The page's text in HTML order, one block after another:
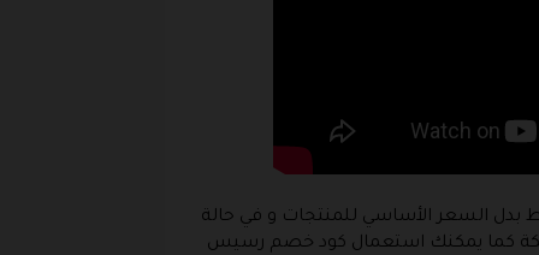
يوفر عروض وتخفيضات على جميع المنتجات و هي المنتجات التي تأتي بسعر 125 ريال فقط بدل السعر الأساسي للمنتجات و في حالة
المنزل داخل المملكة كما يمكنك استعمال كود خصم رسيس